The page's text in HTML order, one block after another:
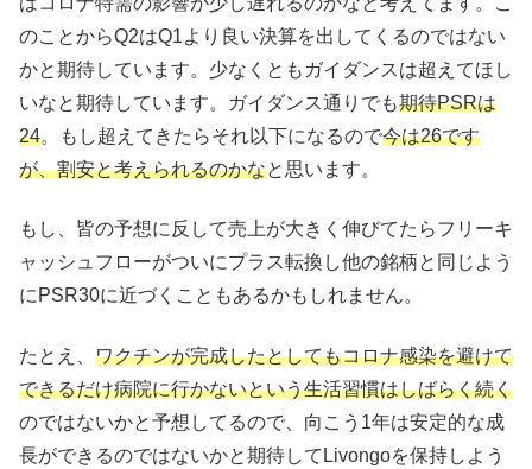
のことからQ2はQ1より良い決算を出してくるのではない
かと期待しています。少なくともガイダンスは超えてほし
いなと期待しています。ガイダンス通りでも期待PSRは
24。もし超えてきたらそれ以下になるので今は26です
が、割安と考えられるのかなと思います。
もし、皆の予想に反して売上が大きく伸びてたらフリーキ
ャッシュフローがついにプラス転換し他の銘柄と同じよう
にPSR30に近づくこともあるかもしれません。
たとえ、 ワクチンが完成したとしてもコロナ感染を避けて
できるだけ病院に行かないという生活習慣はしばらく続く
のではないかと予想してるので、向こう1年は安定的な成
長ができるのではないかと期待してLivongoを保持しよう